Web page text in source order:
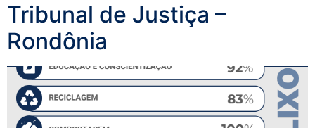
Tribunal de Justiça –
Rondônia